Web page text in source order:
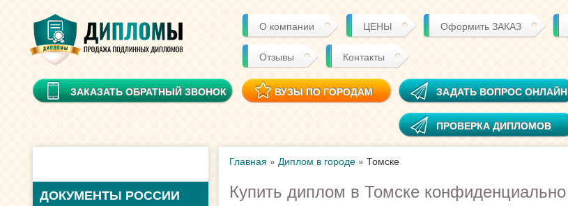
О компании ЦЕНЫ Оформить ЗАКАЗ
Отзывы Контакты
ЗАКАЗАТЬ ОБРАТНЫЙ ЗВОНОК ВУЗЫ ПО ГОРОДАМ ЗАДАТЬ ВОПРОС ОНЛАЙН
ПРОВЕРКА ДИПЛОМОВ
ДОКУМЕНТЫ РОССИИ
Главная » Диплом в городе» Томске
Купить диплом в Томске конфиденциально